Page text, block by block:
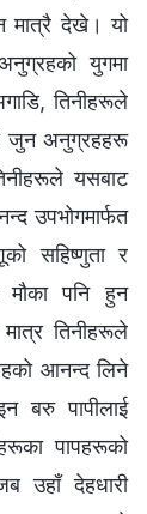
मात्रै देखे। यो
युगमा
तिनीहरूले
जुन अनुग्रहहरू
यसबाट
उपभोगमार्फत
सहिष्णुता र
मौका पनि हुन
तिनीहरूले
आनन्द लिने
बरु पापीलाई
पापहरूको
उहाँ देहधारी